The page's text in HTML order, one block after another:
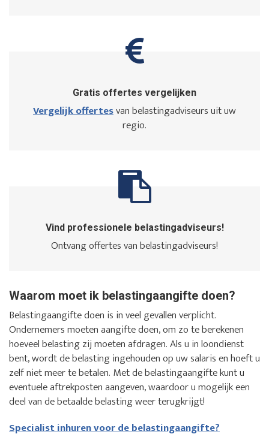
Gratis offertes vergelijken
Vergelijk offertesvan belastingadviseurs uit uw
regio.
Vind professionele belastingadviseurs!
Ontvang offertes van belastingadviseurs!
Waarom moet ik belastingaangifte doen?
Belastingaangifte doen is in veel gevallen verplicht.
Ondernemers moeten aangifte doen, om zo te berekenen
hoeveel belasting zij moeten afdragen. Als u in loondienst
bent, wordt de belasting ingehouden op uw salaris en hoeft u
zelf niet meer te betalen. Met de belastingaangifte kunt u
eventuele aftrekposten aangeven, waardoor u mogelijk een
deel van de betaalde belasting weer terugkrijgt!
Specialist inhuren voor de belastingaangifte?